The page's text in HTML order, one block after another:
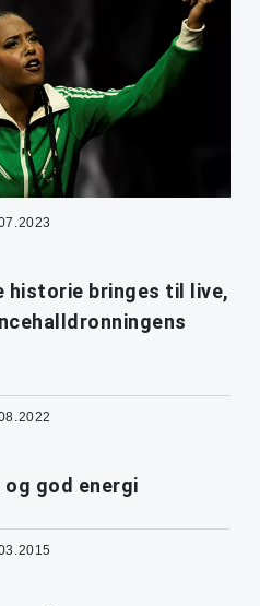
bringes til live,
god energi